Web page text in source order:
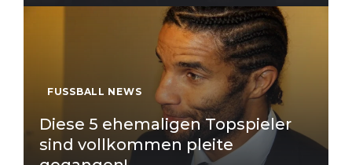
FUSSBALL NEWS
Diese 5 ehemaligen Topspieler
sind vollkommen pleite